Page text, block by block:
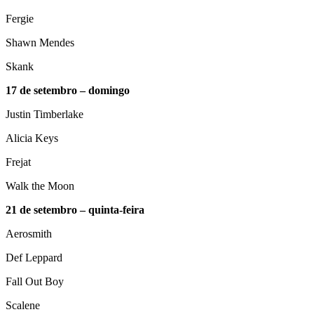
Fergie
Shawn Mendes
Skank
17 de setembro – domingo
Justin Timberlake
Alicia Keys
Frejat
Walk the Moon
21 de setembro – quinta-feira
Aerosmith
Def Leppard
Fall Out Boy
Scalene